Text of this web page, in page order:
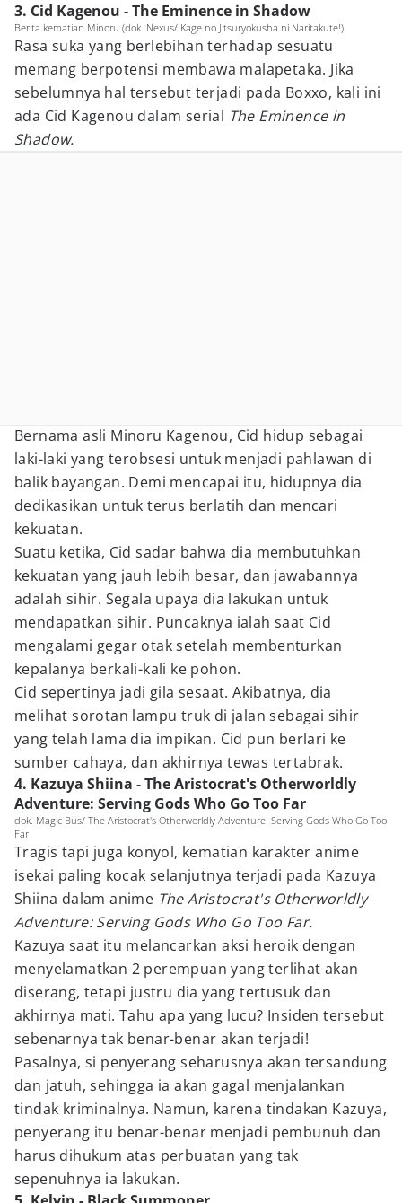
3. Cid Kagenou - The Eminence in Shadow
Berita kematian Minoru (dok. Nexus/ Kage no Jitsuryokusha ni Naritakute!)
Rasa suka yang berlebihan terhadap sesuatu
memang berpotensi membawa malapetaka. Jika
sebelumnya hal tersebut terjadi pada Boxxo, kali ini
ada Cid Kagenou dalam serial The Eminence in
Shadow.
Bernama asli Minoru Kagenou, Cid hidup sebagai
laki-laki yang terobsesi untuk menjadi pahlawan di
balik bayangan. Demi mencapai itu, hidupnya dia
dedikasikan untuk terus berlatih dan mencari
kekuatan.
Suatu ketika, Cid sadar bahwa dia membutuhkan
kekuatan yang jauh lebih besar, dan jawabannya
adalah sihir. Segala upaya dia lakukan untuk
mendapatkan sihir. Puncaknya ialah saat Cid
mengalami gegar otak setelah membenturkan
kepalanya berkali-kali ke pohon.
Cid sepertinya jadi gila sesaat. Akibatnya, dia
melihat sorotan lampu truk di jalan sebagai sihir
yang telah lama dia impikan. Cid pun berlari ke
sumber cahaya, dan akhirnya tewas tertabrak.
4. Kazuya Shiina - The Aristocrat's Otherworldly
Adventure: Serving Gods Who Go Too Far
dok. Magic Bus/ The Aristocrat's Otherworldly Adventure: Serving Gods Who Go Too
Far
Tragis tapi juga konyol, kematian karakter anime
isekai paling kocak selanjutnya terjadi pada Kazuya
Shiina dalam anime The Aristocrat's Otherworldly
Adventure: Serving Gods Who Go Too Far.
Kazuya saat itu melancarkan aksi heroik dengan
menyelamatkan 2 perempuan yang terlihat akan
diserang, tetapi justru dia yang tertusuk dan
akhirnya mati. Tahu apa yang lucu? Insiden tersebut
sebenarnya tak benar-benar akan terjadi!
Pasalnya, si penyerang seharusnya akan tersandung
dan jatuh, sehingga ia akan gagal menjalankan
tindak kriminalnya. Namun, karena tindakan Kazuya,
penyerang itu benar-benar menjadi pembunuh dan
harus dihukum atas perbuatan yang tak
sepenuhnya ia lakukan.